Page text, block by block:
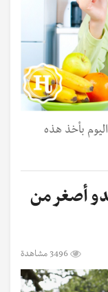
اليوم بأخذ هذه
أصغر من
3496 مشاهدة